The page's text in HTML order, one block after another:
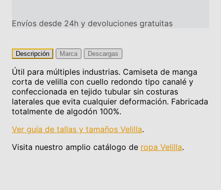
Envíos desde 24h y devoluciones gratuitas
Descripción Marca Descargas
Útil para múltiples industrias. Camiseta de manga
corta de velilla con cuello redondo tipo canalé y
confeccionada en tejido tubular sin costuras
laterales que evita cualquier deformación. Fabricada
totalmente de algodón 100%.
Ver guía de tallas y tamaños Velilla.
Visita nuestro amplio catálogo de ropa Velilla.